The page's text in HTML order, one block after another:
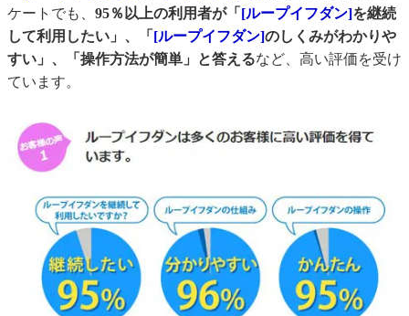
ケートでも、 95％以上の利用者が「 [ループイフダン]を継続
して利用したい」、「 [ループイフダン]のしくみがわかりや
すい」、「操作方法が簡単」と答えるなど、高い評価を受け
ています。